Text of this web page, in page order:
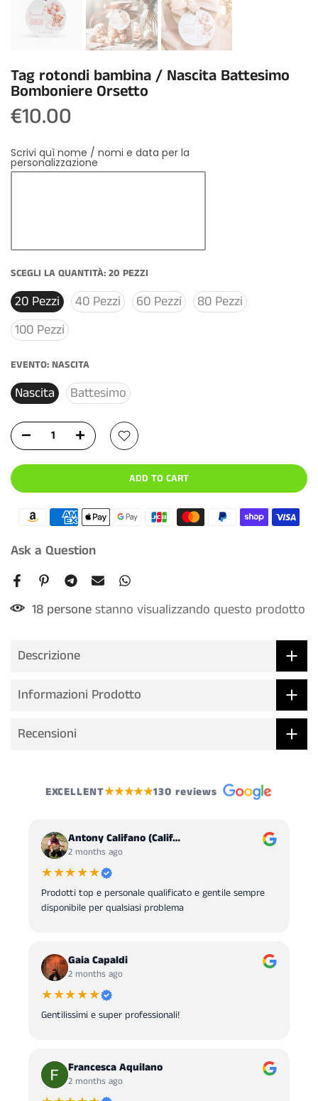
Tag rotondi bambina / Nascita Battesimo
Bomboniere Orsetto
€10.00
Scrivi quì nome / nomi e data per la
personalizzazione
SCEGLI LA QUANTITÀ: 20 PEZZI
20 Pezzi 40 Pezzi 60 Pezzi
80 Pezzi
100 Pezzi
EVENTO: NASCITA
Nascita Battesimo
ADD TO CART
Ask a Question
18 personestanno visualizzando questo prodotto
Descrizione
Informazioni Prodotto
Recensioni
EXCELLENT★★★★★130 reviews
Antony Califano (Calif…
2 months ago
★★★★★
Prodotti top e personale qualificato e gentile sempre
disponibile per qualsiasi problema
Gaia Capaldi
2 months ago
★★★★★
Gentilissimi e super professionali!
Francesca Aquilano
2 months ago